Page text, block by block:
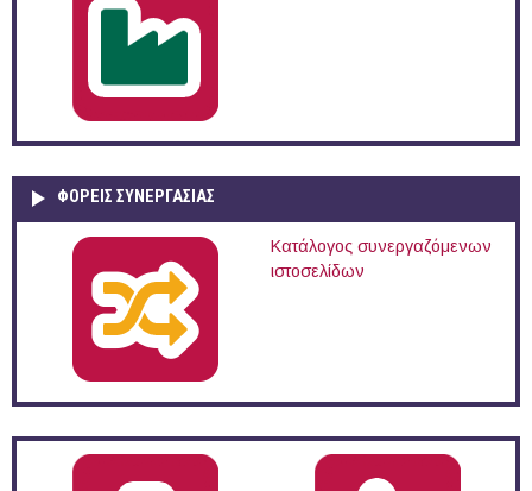
ΦΟΡΕΙΣ ΣΥΝΕΡΓΑΣΙΑΣ
Κατάλογος συνεργαζόμενων
ιστοσελίδων